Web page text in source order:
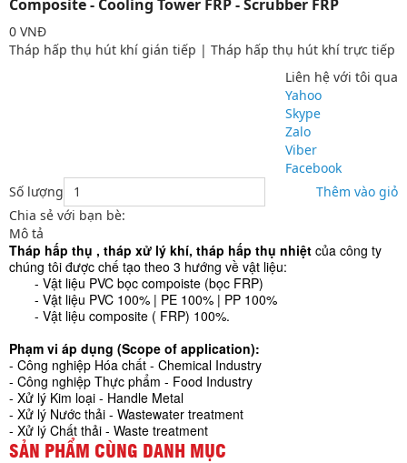
Composite - Cooling Tower FRP - Scrubber FRP
0 VNĐ
Tháp hấp thụ hút khí gián tiếp | Tháp hấp thụ hút khí trực tiếp
Liên hệ với tôi qua
Yahoo
Skype
Zalo
Viber
Facebook
Số lượng
Thêm vào giỏ
Chia sẻ với bạn bè:
Mô tả
Tháp hấp thụ , tháp xử lý khí, tháp hấp thụ nhiệt của công ty
chúng tôi được chế tạo theo 3 hướng về vật liệu:
- Vật liệu PVC bọc compoiste (bọc FRP)
- Vật liệu PVC 100% | PE 100% | PP 100%
- Vật liệu composite ( FRP) 100%.
Phạm vi áp dụng (Scope of application):
- Công nghiệp Hóa chất - Chemical Industry
- Công nghiệp Thực phẩm - Food Industry
- Xử lý Kim loại - Handle Metal
- Xử lý Nước thải - Wastewater treatment
- Xử lý Chất thải - Waste treatment
SẢN PHẨM CÙNG DANH MỤC